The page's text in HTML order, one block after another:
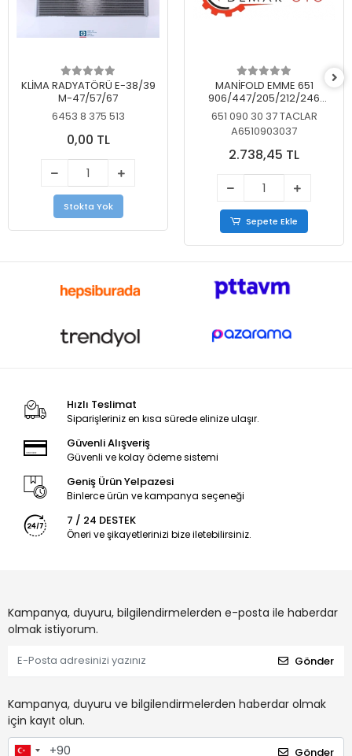
KLİMA RADYATÖRÜ E-38/39
M-47/57/67
6453 8 375 513
0,00 TL
Stokta Yok
MANİFOLD EMME 651
906/447/205/212/246
KELEBEKSİZ
651 090 30 37 TACLAR
A6510903037
2.738,45 TL
Sepete Ekle
Hızlı Teslimat
Siparişleriniz en kısa sürede elinize ulaşır.
Güvenli Alışveriş
Güvenli ve kolay ödeme sistemi
Geniş Ürün Yelpazesi
Binlerce ürün ve kampanya seçeneği
7 / 24 DESTEK
Öneri ve şikayetlerinizi bize iletebilirsiniz.
Kampanya, duyuru, bilgilendirmelerden e-posta ile haberdar
olmak istiyorum.
Gönder
Kampanya, duyuru ve bilgilendirmelerden haberdar olmak
için kayıt olun.
Gönder